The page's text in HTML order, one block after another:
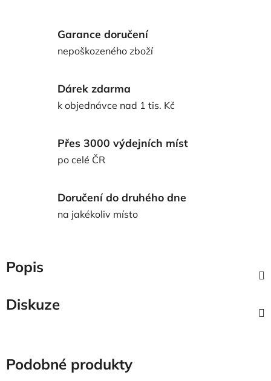
Garance doručení
nepoškozeného zboží
Dárek zdarma
k objednávce nad 1 tis. Kč
Přes 3000 výdejních míst
po celé ČR
Doručení do druhého dne
na jakékoliv místo
Popis
Diskuze
Podobné produkty